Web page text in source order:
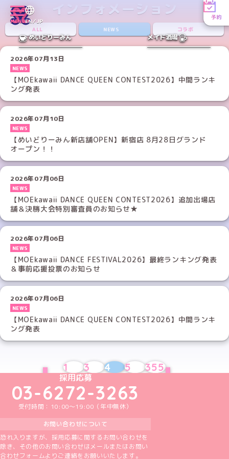
MENUEN／JP
予約
めいどりーみん メイド酒場
インフォメーション
ALL NEWS コラボ
2026年07月13日
NEWS
【MOEkawaii DANCE QUEEN CONTEST2026】中間ランキ
ング発表
2026年07月10日
NEWS
【めいどりーみん新店舗OPEN】新宿店 8月28日グランド
オープン！！
2026年07月06日
NEWS
【MOEkawaii DANCE QUEEN CONTEST2026】追加出場店
舗＆決勝大会特別審査員のお知らせ★
2026年07月06日
NEWS
【MOEkawaii DANCE FESTIVAL2026】最終ランキング発表
＆事前応援投票のお知らせ
2026年07月06日
NEWS
【MOEkawaii DANCE QUEEN CONTEST2026】中間ランキ
ング発表
PREV
1 3 4 5 355NEXT
めいどりーみんTikTok公式アカウント
めいどりーみんX公式アカウント
めいどりーみんInstagram公式アカウント
めいどりーみんFacebook公式アカウン
めいどりーみんYouTube公式アカ
採用応募
03-6272-3263
受付時間：10:00～19:00（年中無休）
お問い合わせについて
恐れ入りますが、採用応募に関するお問い合わせを
除き、その他のお問い合わせはメールまたはお問い
合わせフォームよりご連絡をお願いいたします。